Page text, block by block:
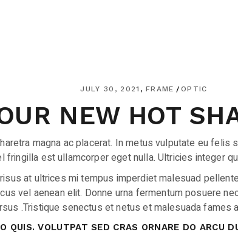
JULY 30, 2021 FRAME OPTIC
NEW HOT
magna ac placerat. In metus vulputate eu
est ullamcorper eget nulla. Ultricies integer
at ultrices mi tempus imperdiet malesuad
vel aenean elit. Donne urna fermentum posuere
.Tristique senectus et netus et malesuada fames
VOLUTPAT SED CRAS ORNARE DO ARCU